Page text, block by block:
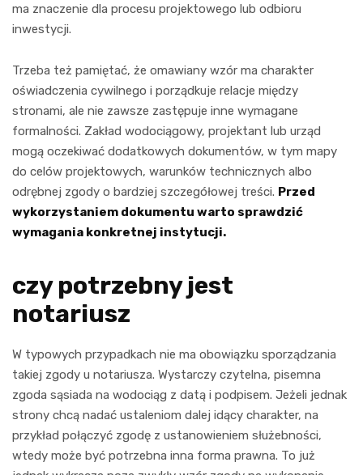
ma znaczenie dla procesu projektowego lub odbioru
inwestycji.
Trzeba też pamiętać, że omawiany wzór ma charakter
oświadczenia cywilnego i porządkuje relacje między
stronami, ale nie zawsze zastępuje inne wymagane
formalności. Zakład wodociągowy, projektant lub urząd
mogą oczekiwać dodatkowych dokumentów, w tym mapy
do celów projektowych, warunków technicznych albo
odrębnej zgody o bardziej szczegółowej treści. Przed
wykorzystaniem dokumentu warto sprawdzić
wymagania konkretnej instytucji.
czy potrzebny jest
notariusz
W typowych przypadkach nie ma obowiązku sporządzania
takiej zgody u notariusza. Wystarczy czytelna, pisemna
zgoda sąsiada na wodociąg z datą i podpisem. Jeżeli jednak
strony chcą nadać ustaleniom dalej idący charakter, na
przykład połączyć zgodę z ustanowieniem służebności,
wtedy może być potrzebna inna forma prawna. To już